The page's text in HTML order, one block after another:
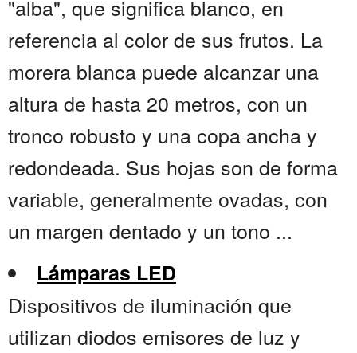
"alba", que significa blanco, en
referencia al color de sus frutos. La
morera blanca puede alcanzar una
altura de hasta 20 metros, con un
tronco robusto y una copa ancha y
redondeada. Sus hojas son de forma
variable, generalmente ovadas, con
un margen dentado y un tono ...
Lámparas LED
Dispositivos de iluminación que
utilizan diodos emisores de luz y